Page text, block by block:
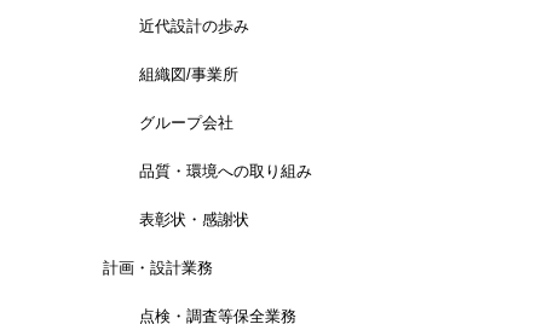
近代設計の歩み
組織図/事業所
グループ会社
品質・環境への取り組み
表彰状・感謝状
計画・設計業務
点検・調査等保全業務